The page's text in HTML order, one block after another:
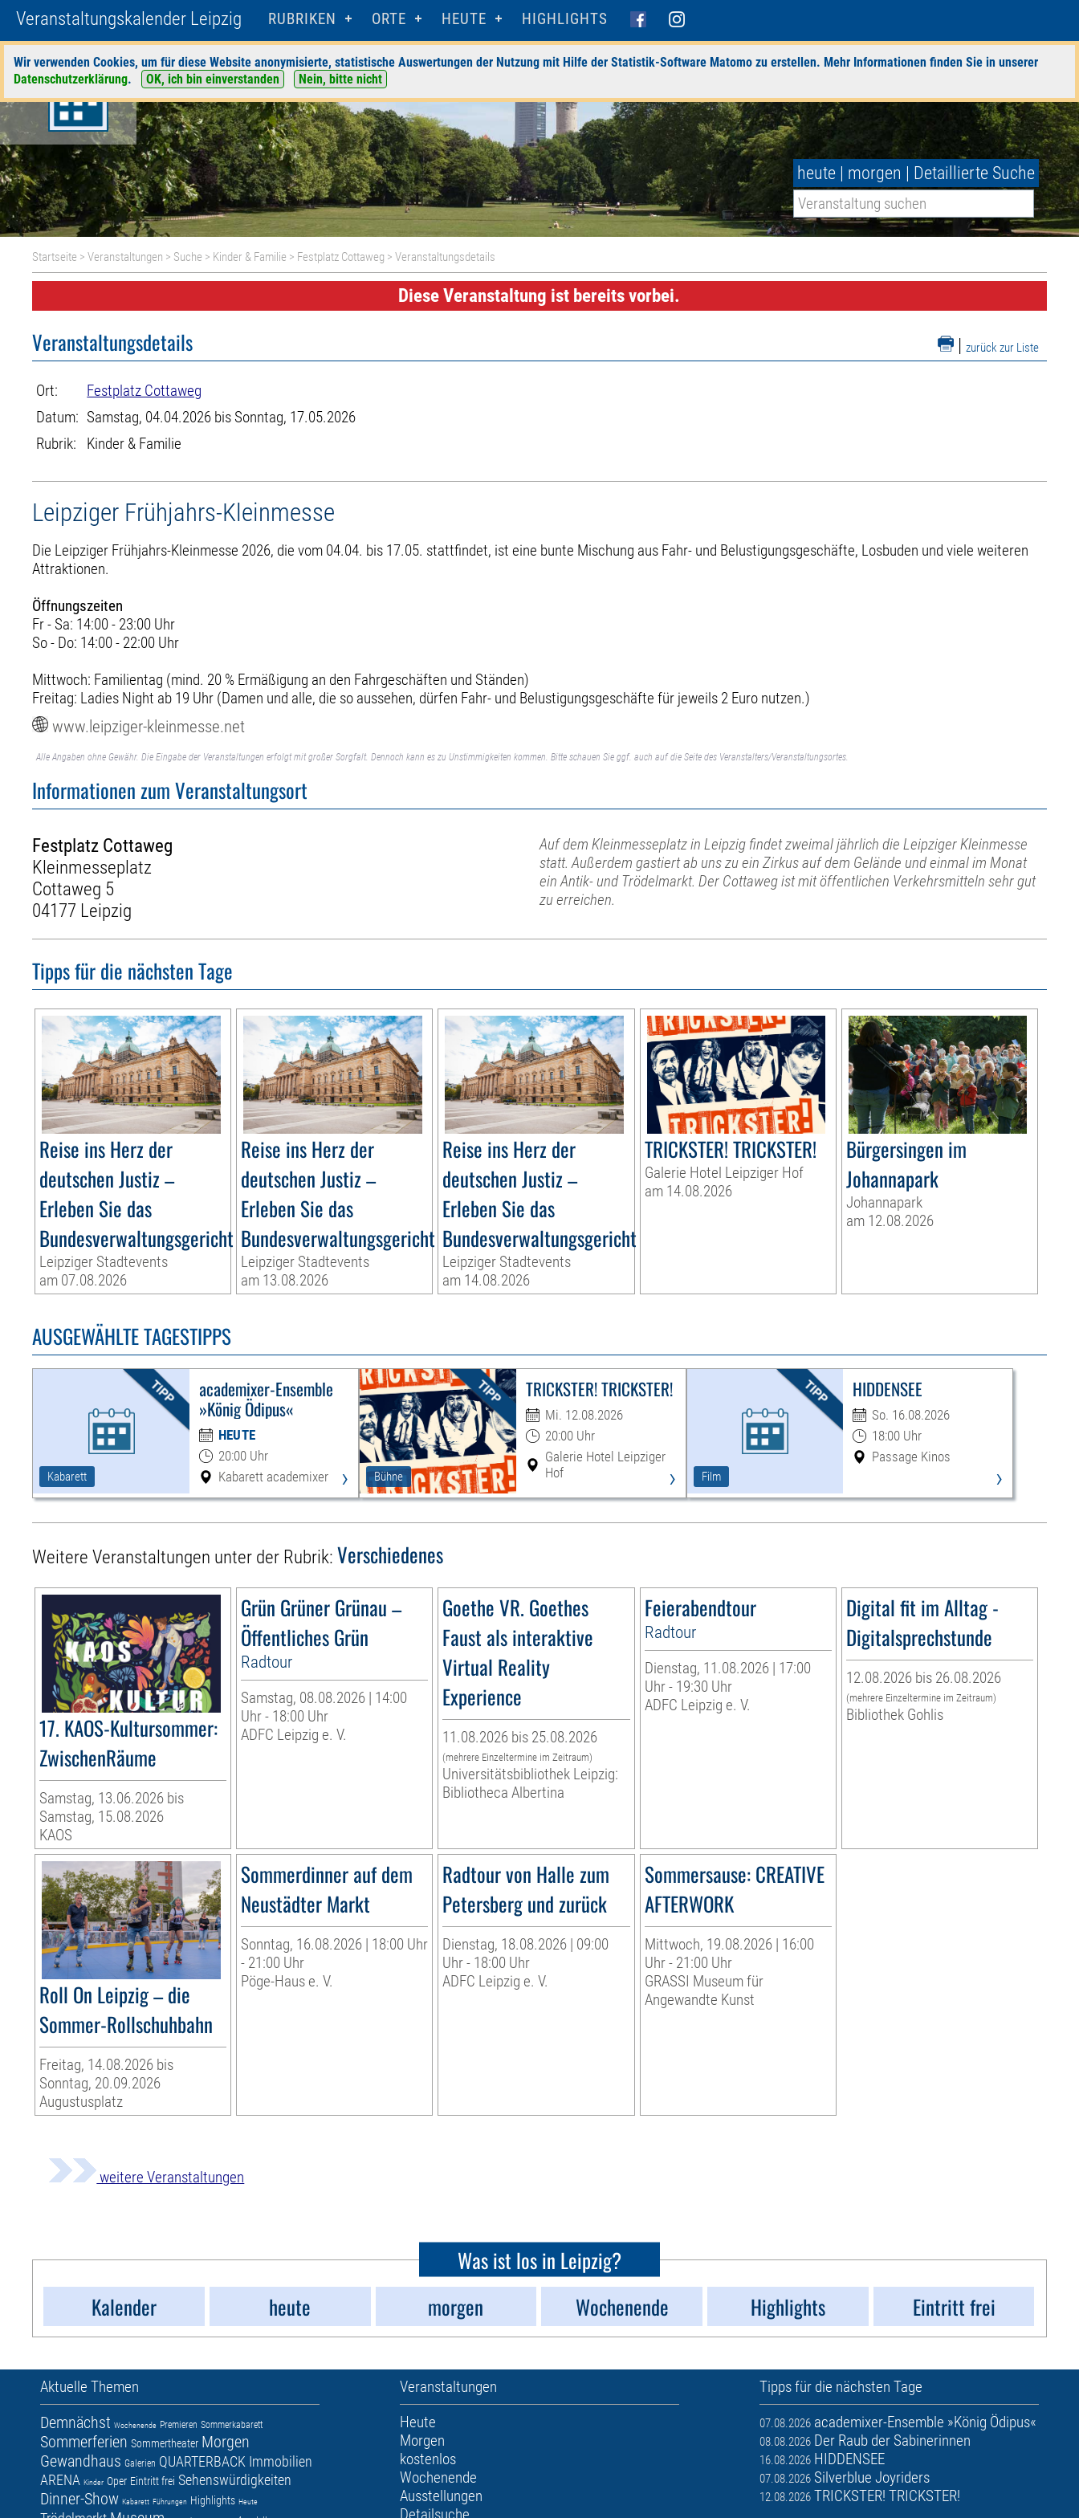
Veranstaltungskalender Leipzig RUBRIKEN ORTE HEUTE HIGHLIGHTS
Wir verwenden Cookies, um für diese Website anonymisierte, statistische Auswertungen der Nutzung mit Hilfe der Statistik-Software Matomo zu erstellen. Mehr Informationen finden Sie in unserer
Datenschutzerklärung. OK, ich bin einverstanden Nein, bitte nicht
heute | morgen | Detaillierte Suche
Startseite >Veranstaltungen > Suche > Kinder & Familie > Festplatz Cottaweg > Veranstaltungsdetails
Diese Veranstaltung ist bereits vorbei.
| zurück zur Liste
Veranstaltungsdetails
Ort:
Festplatz Cottaweg
Datum: Samstag, 04.04.2026 bis Sonntag, 17.05.2026
Rubrik:
Kinder & Familie
Leipziger Frühjahrs-Kleinmesse
Die Leipziger Frühjahrs-Kleinmesse 2026, die vom 04.04. bis 17.05. stattfindet, ist eine bunte Mischung aus Fahr- und Belustigungsgeschäfte, Losbuden und viele weiteren
Attraktionen.
Öffnungszeiten
Fr - Sa: 14:00 - 23:00 Uhr
So - Do: 14:00 - 22:00 Uhr
Mittwoch: Familientag (mind. 20 % Ermäßigung an den Fahrgeschäften und Ständen)
Freitag: Ladies Night ab 19 Uhr (Damen und alle, die so aussehen, dürfen Fahr- und Belustigungsgeschäfte für jeweils 2 Euro nutzen.)
www.leipziger-kleinmesse.net
Alle Angaben ohne Gewähr. Die Eingabe der Veranstaltungen erfolgt mit großer Sorgfalt. Dennoch kann es zu Unstimmigkeiten kommen. Bitte schauen Sie ggf. auch auf die Seite des Veranstalters/Veranstaltungsortes.
Informationen zum Veranstaltungsort
Festplatz Cottaweg
Kleinmesseplatz
Cottaweg 5
04177 Leipzig
Auf dem Kleinmesseplatz in Leipzig findet zweimal jährlich die Leipziger Kleinmesse
statt. Außerdem gastiert ab uns zu ein Zirkus auf dem Gelände und einmal im Monat
ein Antik- und Trödelmarkt. Der Cottaweg ist mit öffentlichen Verkehrsmitteln sehr gut
zu erreichen.
Tipps für die nächsten Tage
Reise ins Herz der
deutschen Justiz –
Erleben Sie das
Bundesverwaltungsgericht
Leipziger Stadtevents
am 07.08.2026
Reise ins Herz der
deutschen Justiz –
Erleben Sie das
Bundesverwaltungsgericht
Leipziger Stadtevents
am 13.08.2026
Reise ins Herz der
deutschen Justiz –
Erleben Sie das
Bundesverwaltungsgericht
Leipziger Stadtevents
am 14.08.2026
TRICKSTER! TRICKSTER!
Galerie Hotel Leipziger Hof
am 14.08.2026
Bürgersingen im
Johannapark
Johannapark
am 12.08.2026
AUSGEWÄHLTE TAGESTIPPS
Kabarett
academixer-Ensemble
»König Ödipus«
HEUTE
20:00 Uhr
Kabarett academixer
› Bühne
TRICKSTER! TRICKSTER!
Mi. 12.08.2026
20:00 Uhr
Galerie Hotel Leipziger
Hof
› Film
HIDDENSEE
So. 16.08.2026
18:00 Uhr
Passage Kinos
›
Weitere Veranstaltungen unter der Rubrik: Verschiedenes
17. KAOS-Kultursommer:
ZwischenRäume
Samstag, 13.06.2026 bis
Samstag, 15.08.2026
KAOS
Grün Grüner Grünau –
Öffentliches Grün
Radtour
Samstag, 08.08.2026 | 14:00
Uhr - 18:00 Uhr
ADFC Leipzig e. V.
Goethe VR. Goethes
Faust als interaktive
Virtual Reality
Experience
11.08.2026 bis 25.08.2026
(mehrere Einzeltermine im Zeitraum)
Universitätsbibliothek Leipzig:
Bibliotheca Albertina
Feierabendtour
Radtour
Dienstag, 11.08.2026 | 17:00
Uhr - 19:30 Uhr
ADFC Leipzig e. V.
Digital fit im Alltag -
Digitalsprechstunde
12.08.2026 bis 26.08.2026
(mehrere Einzeltermine im Zeitraum)
Bibliothek Gohlis
Roll On Leipzig – die
Sommer-Rollschuhbahn
Freitag, 14.08.2026 bis
Sonntag, 20.09.2026
Augustusplatz
Sommerdinner auf dem
Neustädter Markt
Sonntag, 16.08.2026 | 18:00 Uhr
- 21:00 Uhr
Pöge-Haus e. V.
Radtour von Halle zum
Petersberg und zurück
Dienstag, 18.08.2026 | 09:00
Uhr - 18:00 Uhr
ADFC Leipzig e. V.
Sommersause: CREATIVE
AFTERWORK
Mittwoch, 19.08.2026 | 16:00
Uhr - 21:00 Uhr
GRASSI Museum für
Angewandte Kunst
weitere Veranstaltungen
Was ist los in Leipzig?
Kalender
heute morgen Wochenende Highlights Eintritt frei
Aktuelle Themen
Demnächst Wochenende Premieren Sommerkabarett
Sommerferien Sommertheater Morgen
Gewandhaus Galerien QUARTERBACK Immobilien
ARENA Kinder Oper Eintritt frei Sehenswürdigkeiten
Dinner-Show Kabarett Führungen Highlights Heute
Veranstaltungen
Heute
Morgen
kostenlos
Wochenende
Ausstellungen
Tipps für die nächsten Tage
07.08.2026 academixer-Ensemble »König Ödipus«
08.08.2026 Der Raub der Sabinerinnen
16.08.2026 HIDDENSEE
07.08.2026 Silverblue Joyriders
12.08.2026 TRICKSTER! TRICKSTER!